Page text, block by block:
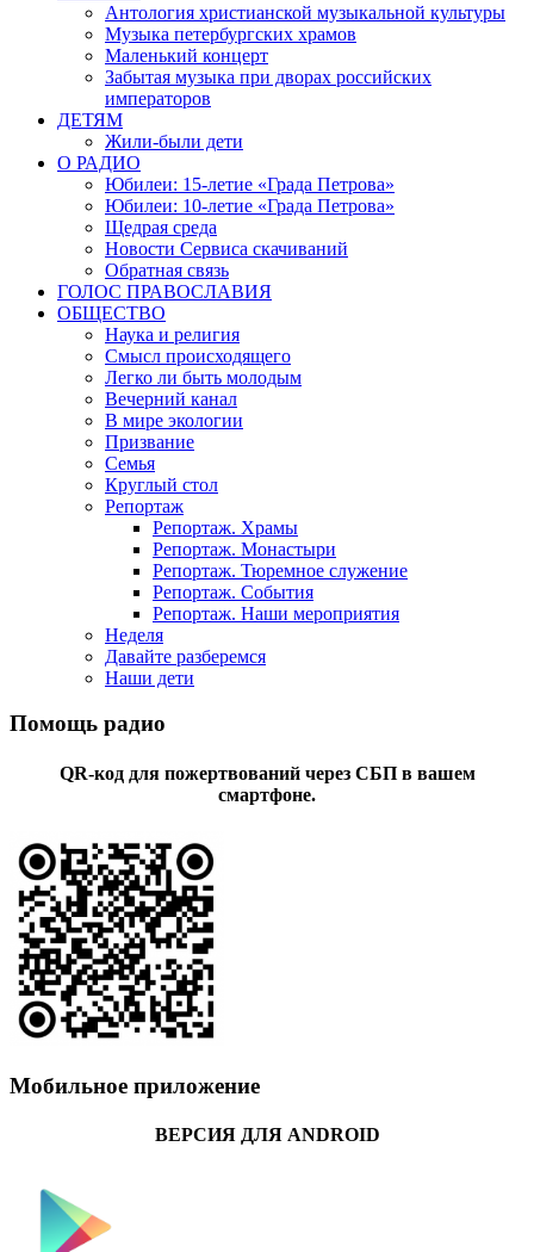
Антология христианской музыкальной культуры
Музыка петербургских храмов
Маленький концерт
Забытая музыка при дворах российских
императоров
ДЕТЯМ
Жили-были дети
О РАДИО
Юбилеи: 15-летие «Града Петрова»
Юбилеи: 10-летие «Града Петрова»
Щедрая среда
Новости Сервиса скачиваний
Обратная связь
ГОЛОС ПРАВОСЛАВИЯ
ОБЩЕСТВО
Наука и религия
Смысл происходящего
Легко ли быть молодым
Вечерний канал
В мире экологии
Призвание
Семья
Круглый стол
Репортаж
Репортаж. Храмы
Репортаж. Монастыри
Репортаж. Тюремное служение
Репортаж. События
Репортаж. Наши мероприятия
Неделя
Давайте разберемся
Наши дети
Помощь радио
QR-код для пожертвований через СБП в вашем
смартфоне.
Мобильное приложение
ВЕРСИЯ ДЛЯ ANDROID